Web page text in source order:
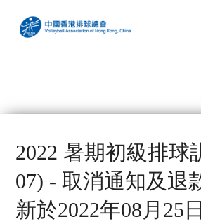
2022 暑期初級排球
07) - 取消通知及退
新於2022年08月25